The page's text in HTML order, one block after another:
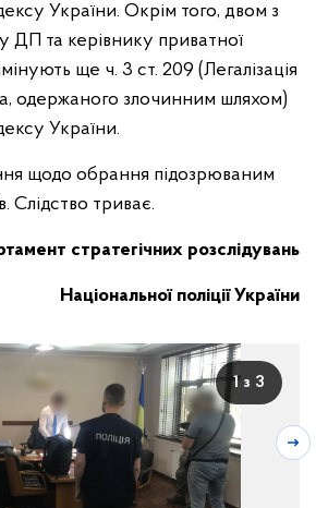
України. Окрім того, двом з
ДП та керівнику приватної
ще ч. 3 ст. 209 (Легалізація
одержаного злочинним шляхом)
України.
щодо обрання підозрюваним
Слідство триває.
стратегічних розслідувань
Національної поліції України
1 з 3